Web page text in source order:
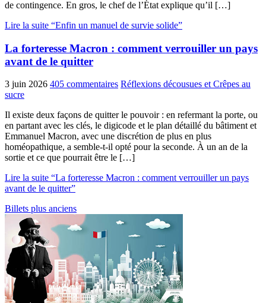
de contingence. En gros, le chef de l’État explique qu’il […]
Lire la suite “Enfin un manuel de survie solide”
La forteresse Macron : comment verrouiller un pays
avant de le quitter
3 juin 2026 405 commentaires Réflexions décousues et Crêpes au
sucre
Il existe deux façons de quitter le pouvoir : en refermant la porte, ou
en partant avec les clés, le digicode et le plan détaillé du bâtiment et
Emmanuel Macron, avec une discrétion de plus en plus
homéopathique, a semble-t-il opté pour la seconde. À un an de la
sortie et ce que pourrait être le […]
Lire la suite “La forteresse Macron : comment verrouiller un pays
avant de le quitter”
Billets plus anciens